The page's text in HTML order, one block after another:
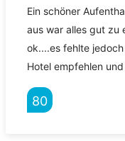
Ein schöner
aus war alles gut zu
ok....es fehlte
Hotel empfehlen
80